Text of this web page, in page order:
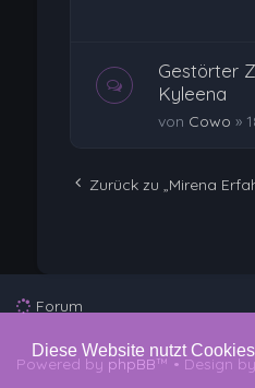
Diese Website nutzt
Gestörter
Kyleena
von Cowo »
Zurück zu „Mirena
Forum
Powered by phpBB™ • Design